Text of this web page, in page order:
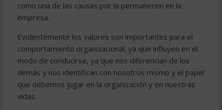
como una de las causas por la permanecen en la
empresa.
Evidentemente los valores son importantes para el
comportamiento organizacional, ya que influyen en el
modo de conducirse, ya que nos diferencian de los
demás y nos identifican con nosotros mismo y el papel
que debemos jugar en la organización y en nuestras
vidas.